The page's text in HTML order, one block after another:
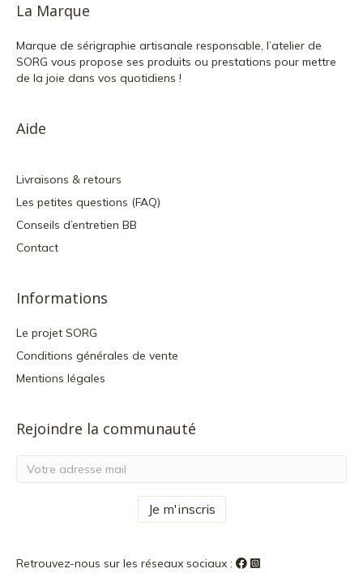
La Marque
Marque de sérigraphie artisanale responsable, l’atelier de
SORG vous propose ses produits ou prestations pour mettre
de la joie dans vos quotidiens !
Aide
Livraisons & retours
Les petites questions (FAQ)
Conseils d’entretien BB
Contact
Informations
Le projet SORG
Conditions générales de vente
Mentions légales
Rejoindre la communauté
Retrouvez-nous sur les réseaux sociaux :